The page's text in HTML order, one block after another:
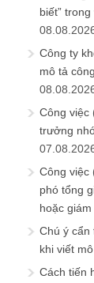
biết”
Công ty
mô tả
Công việc
trưởng
Công việc
phó tổng
hoặc
Chú ý cẩn
khi viết
Cách tiến